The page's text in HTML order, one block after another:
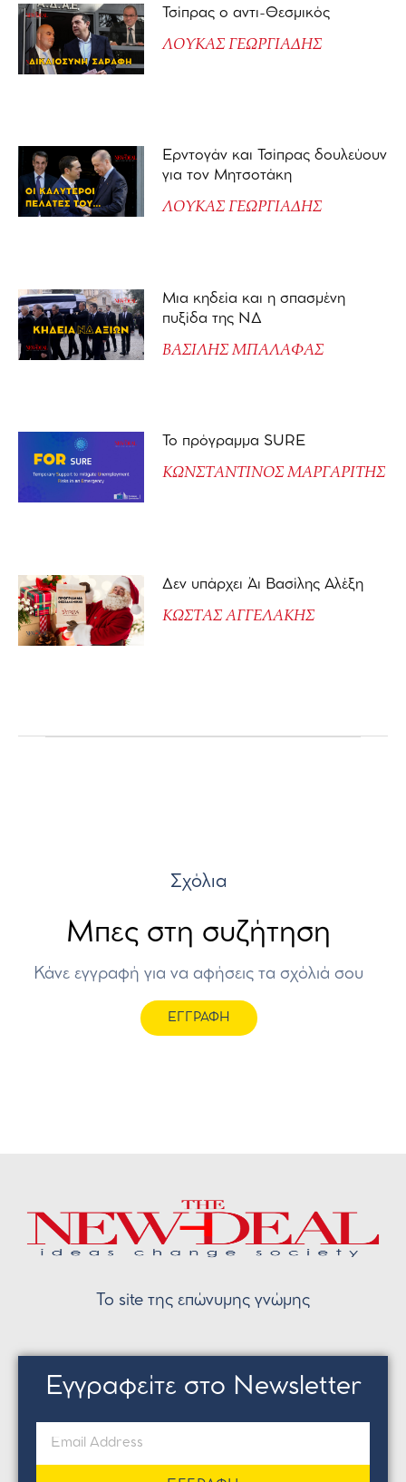
Τσίπρας ο αντι-Θεσμικός
ΛΟΥΚΑΣ ΓΕΩΡΓΙΑΔΗΣ
Ερντογάν και Τσίπρας δουλεύουν
για τον Μητσοτάκη
ΛΟΥΚΑΣ ΓΕΩΡΓΙΑΔΗΣ
Μια κηδεία και η σπασμένη
πυξίδα της ΝΔ
ΒΑΣΙΛΗΣ ΜΠΑΛΑΦΑΣ
Το πρόγραμμα SURE
ΚΩΝΣΤΑΝΤΙΝΟΣ ΜΑΡΓΑΡΙΤΗΣ
Δεν υπάρχει Άι Βασίλης Αλέξη
ΚΩΣΤΑΣ ΑΓΓΕΛΑΚΗΣ
Σχόλια
Μπες στη συζήτηση
Κάνε εγγραφή για να αφήσεις τα σχόλιά σου
ΕΓΓΡΑΦΗ
Το site της επώνυμης γνώμης
Εγγραφείτε στο Newsletter